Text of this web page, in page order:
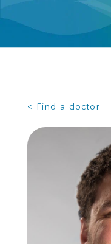
< Find a doctor